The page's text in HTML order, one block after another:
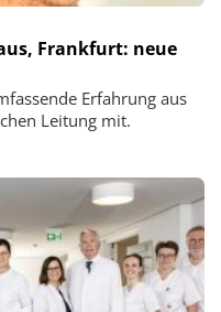
Frankfurt: neue
Erfahrung aus
Leitung mit.